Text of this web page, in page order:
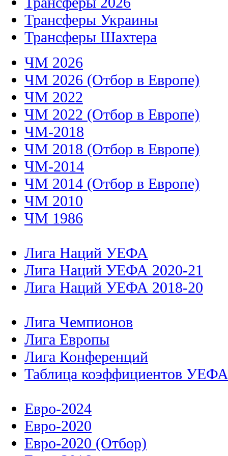
Трансферы Украины
Трансферы Шахтера
ЧМ 2026
ЧМ 2026 (Отбор в Европе)
ЧМ 2022
ЧМ 2022 (Отбор в Европе)
ЧМ-2018
ЧМ 2018 (Отбор в Европе)
ЧМ-2014
ЧМ 2014 (Отбор в Европе)
ЧМ 2010
ЧМ 1986
Лига Наций УЕФА
Лига Наций УЕФА 2020-21
Лига Наций УЕФА 2018-20
Лига Чемпионов
Лига Европы
Лига Конференций
Таблица коэффициентов УЕФА
Евро-2024
Евро-2020
Евро-2020 (Отбор)